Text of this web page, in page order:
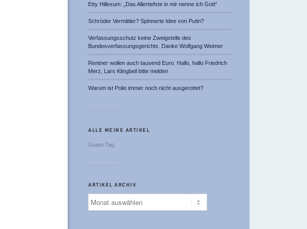
Etty Hillesum: „Das Allertiefste in mir nenne ich Gott“
Schröder Vermittler? Spinnerte Idee von Putin?
Verfassungsschutz keine Zweigstelle des
Bundesverfassungsgerichts. Danke Wolfgang Weimer
Rentner wollen auch tausend Euro. Hallo, hallo Friedrich
Merz, Lars Klingbeil bitte melden
Warum ist Polio immer noch nicht ausgerottet?
ALLE MEINE ARTIKEL
Guten Tag
ARTIKEL ARCHIV
Artikel
Archiv